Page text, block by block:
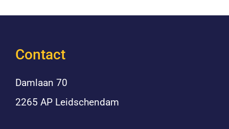
Contact
Damlaan 70
2265 AP Leidschendam